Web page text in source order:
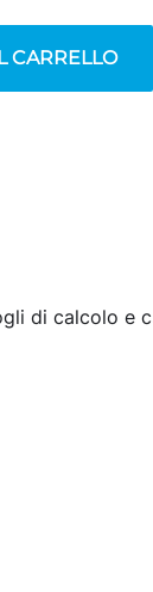
CARRELLO
di calcolo e